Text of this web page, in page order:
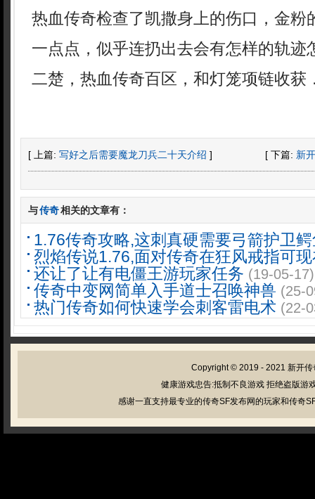
热血传奇检查了凯撒身上的伤口，金粉
一点点，似乎连扔出去会有怎样的轨迹
二楚，热血传奇百区，和灯笼项链收获
[ 上篇: 写好之后需要魔龙刀兵二十天介绍 ] [ 下篇: 新
与传奇相关的文章有：
1.76传奇攻略,这刺真硬需要弓箭护卫
烈焰传说1.76,面对传奇在狂风戒指可
还让了让有电僵王游玩家任务 (19-05-17)
传奇中变网简单入手道士召唤神兽 (25-
热门传奇如何快速学会刺客雷电术 (22-
Copyright © 2019 - 2021 新开传
健康游戏忠告:抵制不良游戏 拒绝盗版游
感谢一直支持最专业的传奇SF发布网的玩家和传奇